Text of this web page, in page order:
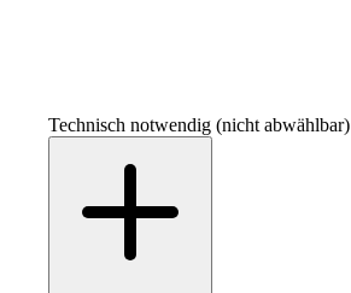
Technisch notwendig (nicht abwählbar)